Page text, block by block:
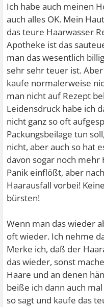
Ich habe auch meinen
auch alles OK. Mein
das teure Haarwasser
Apotheke ist das
man das wesentlich
sehr sehr teuer ist.
kaufe normalerweise
man nicht auf Rezept
Leidensdruck habe ich
nicht ganz so oft
Packungsbeilage tun
nicht, aber auch so hat
davon sogar noch
Panik einflößt, aber
Haarausfall vorbei!
bürsten!
Wenn man das wieder
oft wieder. Ich nehme
Merke ich, daß der
das wieder, sonst
Haare und an denen
beiße ich dann auch
so sagt und kaufe das